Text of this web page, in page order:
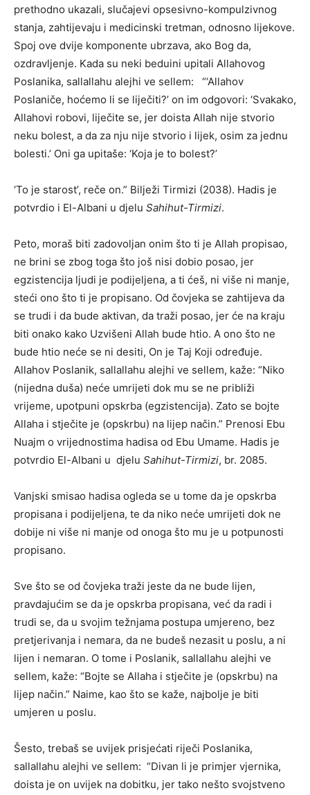
prethodno ukazali, slučajevi opsesivno-kompulzivnog
stanja, zahtijevaju i medicinski tretman, odnosno lijekove.
Spoj ove dvije komponente ubrzava, ako Bog da,
ozdravljenje. Kada su neki beduini upitali Allahovog
Poslanika, sallallahu alejhi ve sellem: “‘Allahov
Poslaniče, hoćemo li se liječiti?’ on im odgovori: ‘Svakako,
Allahovi robovi, liječite se, jer doista Allah nije stvorio
neku bolest, a da za nju nije stvorio i lijek, osim za jednu
bolesti.’ Oni ga upitaše: ‘Koja je to bolest?’
‘To je starost’, reče on.” Bilježi Tirmizi (2038). Hadis je
potvrdio i El-Albani u djelu Sahihut-Tirmizi.
Peto, moraš biti zadovoljan onim što ti je Allah propisao,
ne brini se zbog toga što još nisi dobio posao, jer
egzistencija ljudi je podijeljena, a ti ćeš, ni više ni manje,
steći ono što ti je propisano. Od čovjeka se zahtijeva da
se trudi i da bude aktivan, da traži posao, jer će na kraju
biti onako kako Uzvišeni Allah bude htio. A ono što ne
bude htio neće se ni desiti, On je Taj Koji određuje.
Allahov Poslanik, sallallahu alejhi ve sellem, kaže: “Niko
(nijedna duša) neće umrijeti dok mu se ne približi
vrijeme, upotpuni opskrba (egzistencija). Zato se bojte
Allaha i stječite je (opskrbu) na lijep način.” Prenosi Ebu
Nuajm o vrijednostima hadisa od Ebu Umame. Hadis je
potvrdio El-Albani u djelu Sahihut-Tirmizi, br. 2085.
Vanjski smisao hadisa ogleda se u tome da je opskrba
propisana i podijeljena, te da niko neće umrijeti dok ne
dobije ni više ni manje od onoga što mu je u potpunosti
propisano.
Sve što se od čovjeka traži jeste da ne bude lijen,
pravdajućim se da je opskrba propisana, već da radi i
trudi se, da u svojim težnjama postupa umjereno, bez
pretjerivanja i nemara, da ne budeš nezasit u poslu, a ni
lijen i nemaran. O tome i Poslanik, sallallahu alejhi ve
sellem, kaže: “Bojte se Allaha i stječite je (opskrbu) na
lijep način.” Naime, kao što se kaže, najbolje je biti
umjeren u poslu.
Šesto, trebaš se uvijek prisjećati riječi Poslanika,
sallallahu alejhi ve sellem: “Divan li je primjer vjernika,
doista je on uvijek na dobitku, jer tako nešto svojstveno